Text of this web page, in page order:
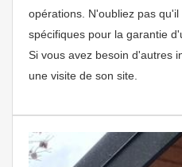
opérations. N'oubliez pas
spécifiques pour la garantie
Si vous avez besoin d'autres
une visite de son site.